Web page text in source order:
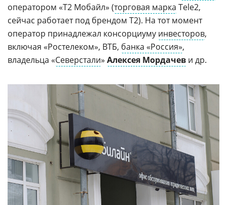
оператором «Т2 Мобайл» (торговая марка Tele2,
сейчас работает под брендом Т2). На тот момент
оператор принадлежал консорциуму инвесторов,
включая «Ростелеком», ВТБ, банка «Россия»,
владельца «Северстали» Алексея Мордачев и др.